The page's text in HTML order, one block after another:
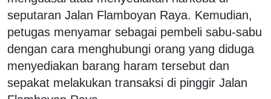
seputaran Jalan Flamboyan Raya. Kemudian,
petugas menyamar sebagai pembeli sabu-sabu
dengan cara menghubungi orang yang diduga
menyediakan barang haram tersebut dan
sepakat melakukan transaksi di pinggir Jalan